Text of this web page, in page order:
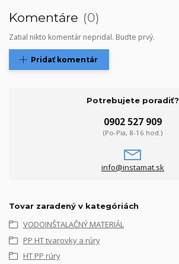
Komentáre 0
Zatial nikto komentár nepridal. Buďte prvý.
Pridať komentár
Potrebujete poradiť?
0902 527 909
(Po-Pia, 8-16 hod.)
info@instamat.sk
Tovar zaradený v kategóriách
VODOINŠTALAČNÝ MATERIÁL
PP HT tvarovky a rúry
HT PP rúry